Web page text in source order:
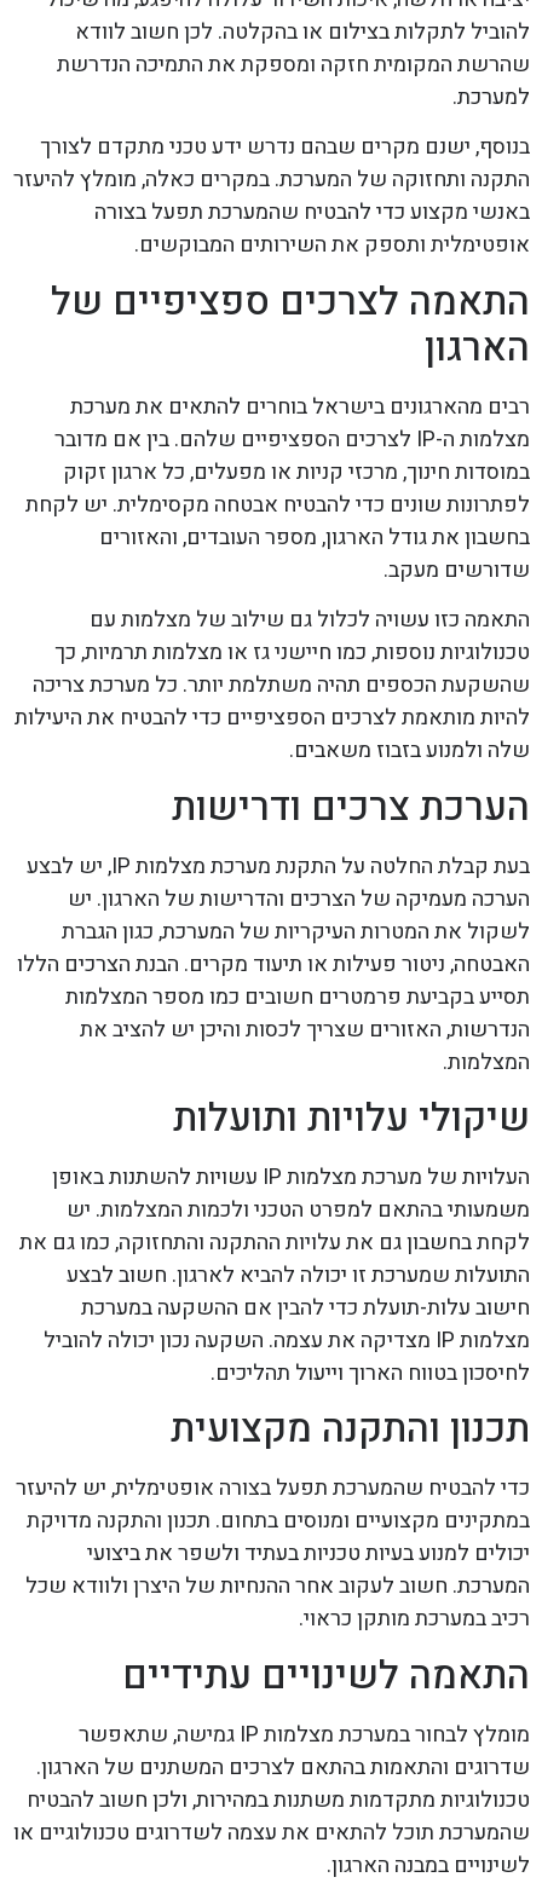
להוביל לתקלות בצילום או בהקלטה. לכן חשוב לוודא
שהרשת המקומית חזקה ומספקת את התמיכה הנדרשת
למערכת.
בנוסף, ישנם מקרים שבהם נדרש ידע טכני מתקדם לצורך
התקנה ותחזוקה של המערכת. במקרים כאלה, מומלץ להיעזר
באנשי מקצוע כדי להבטיח שהמערכת תפעל בצורה
אופטימלית ותספק את השירותים המבוקשים.
התאמה לצרכים ספציפיים של
הארגון
רבים מהארגונים בישראל בוחרים להתאים את מערכת
מצלמות ה-IP לצרכים הספציפיים שלהם. בין אם מדובר
במוסדות חינוך, מרכזי קניות או מפעלים, כל ארגון זקוק
לפתרונות שונים כדי להבטיח אבטחה מקסימלית. יש לקחת
בחשבון את גודל הארגון, מספר העובדים, והאזורים
שדורשים מעקב.
התאמה כזו עשויה לכלול גם שילוב של מצלמות עם
טכנולוגיות נוספות, כמו חיישני גז או מצלמות תרמיות, כך
שהשקעת הכספים תהיה משתלמת יותר. כל מערכת צריכה
להיות מותאמת לצרכים הספציפיים כדי להבטיח את היעילות
שלה ולמנוע בזבוז משאבים.
הערכת צרכים ודרישות
בעת קבלת החלטה על התקנת מערכת מצלמות IP, יש לבצע
הערכה מעמיקה של הצרכים והדרישות של הארגון. יש
לשקול את המטרות העיקריות של המערכת, כגון הגברת
האבטחה, ניטור פעילות או תיעוד מקרים. הבנת הצרכים הללו
תסייע בקביעת פרמטרים חשובים כמו מספר המצלמות
הנדרשות, האזורים שצריך לכסות והיכן יש להציב את
המצלמות.
שיקולי עלויות ותועלות
העלויות של מערכת מצלמות IP עשויות להשתנות באופן
משמעותי בהתאם למפרט הטכני ולכמות המצלמות. יש
לקחת בחשבון גם את עלויות ההתקנה והתחזוקה, כמו גם את
התועלות שמערכת זו יכולה להביא לארגון. חשוב לבצע
חישוב עלות-תועלת כדי להבין אם ההשקעה במערכת
מצלמות IP מצדיקה את עצמה. השקעה נכון יכולה להוביל
לחיסכון בטווח הארוך וייעול תהליכים.
תכנון והתקנה מקצועית
כדי להבטיח שהמערכת תפעל בצורה אופטימלית, יש להיעזר
במתקינים מקצועיים ומנוסים בתחום. תכנון והתקנה מדויקת
יכולים למנוע בעיות טכניות בעתיד ולשפר את ביצועי
המערכת. חשוב לעקוב אחר ההנחיות של היצרן ולוודא שכל
רכיב במערכת מותקן כראוי.
התאמה לשינויים עתידיים
מומלץ לבחור במערכת מצלמות IP גמישה, שתאפשר
שדרוגים והתאמות בהתאם לצרכים המשתנים של הארגון.
טכנולוגיות מתקדמות משתנות במהירות, ולכן חשוב להבטיח
שהמערכת תוכל להתאים את עצמה לשדרוגים טכנולוגיים או
לשינויים במבנה הארגון.